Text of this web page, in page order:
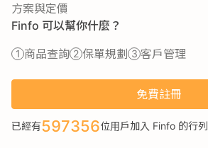
方案與定價
Finfo 可以幫你什麼？
商品查詢
保單規劃 客戶管理
免費註冊
已經有597356位用戶加入 Finfo 的行列